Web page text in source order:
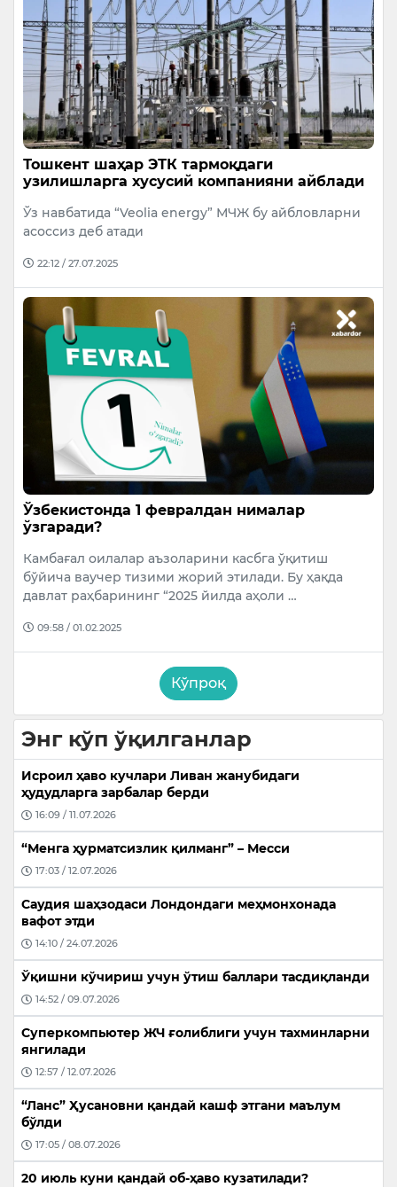
Тошкент шаҳар ЭТК тармоқдаги
узилишларга хусусий компанияни айблади
Ўз навбатида “Veolia energy” МЧЖ бу айбловларни
асоссиз деб атади
22:12 / 27.07.2025
Ўзбекистонда 1 февралдан нималар
ўзгаради?
Камбағал оилалар аъзоларини касбга ўқитиш
бўйича ваучер тизими жорий этилади. Бу ҳақда
давлат раҳбарининг “2025 йилда аҳоли …
09:58 / 01.02.2025
Кўпроқ
Энг кўп ўқилганлар
Исроил ҳаво кучлари Ливан жанубидаги
ҳудудларга зарбалар берди
16:09 / 11.07.2026
“Менга ҳурматсизлик қилманг” – Месси
17:03 / 12.07.2026
Саудия шаҳзодаси Лондондаги меҳмонхонада
вафот этди
14:10 / 24.07.2026
Ўқишни кўчириш учун ўтиш баллари тасдиқланди
14:52 / 09.07.2026
Суперкомпьютер ЖЧ ғолиблиги учун тахминларни
янгилади
12:57 / 12.07.2026
“Ланс” Ҳусановни қандай кашф этгани маълум
бўлди
17:05 / 08.07.2026
20 июль куни қандай об-ҳаво кузатилади?